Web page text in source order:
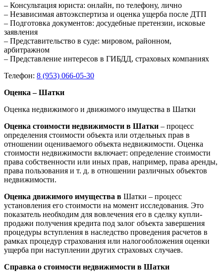
– Консультация юриста: онлайн, по телефону, лично
– Независимая автоэкспертиза и оценка ущерба после ДТП
– Подготовка документов: досудебные претензии, исковые
заявления
– Представительство в суде: мировом, районном,
арбитражном
– Представление интересов в ГИБДД, страховых компаниях
Телефон: 8 (953) 066-05-30
Оценка – Шатки
Оценка недвижимого и движимого имущества в Шатки
Оценка стоимости недвижимости в Шатки – процесс
определения стоимости объекта или отдельных прав в
отношении оцениваемого объекта недвижимости. Оценка
стоимости недвижимости включает: определение стоимости
права собственности или иных прав, например, права аренды,
права пользования и т. д. в отношении различных объектов
недвижимости.
Оценка движимого имущества в Шатки – процесс
установления его стоимости на момент исследования. Это
показатель необходим для вовлечения его в сделку купли-
продажи получения кредита под залог объекта завершения
процедуры вступления в наследство проведения расчетов в
рамках процедур страхования или налогообложения оценки
ущерба при наступлении других страховых случаев.
Справка о стоимости недвижимости в Шатки